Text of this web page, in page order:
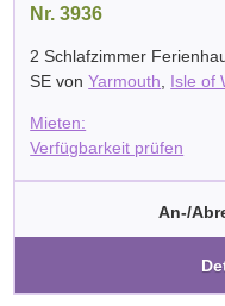
Nr. 3936
2 Schlafzimmer
SE vonYarmouth Isle of
Mieten:
Verfügbarkeit prüfen
An-/